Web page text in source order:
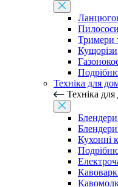
Тримери
Кущорізи
Техніка для
Техніка
Блендери
Блендери
Кухонні